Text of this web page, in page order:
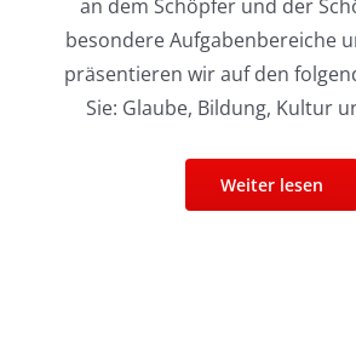
an dem Schöpfer und der
besondere Aufgabenbereiche
präsentieren wir auf den
Sie: Glaube, Bildung, Kultur
Weiter lesen